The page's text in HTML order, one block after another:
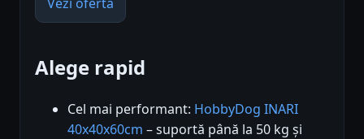
Alege rapid
Cel mai performant: HobbyDog INARI
40x40x60cm – suportă până la 50 kg și